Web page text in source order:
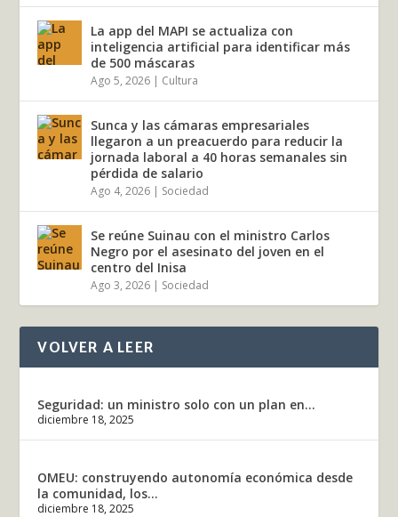
La app del MAPI se actualiza con
inteligencia artificial para identificar más
de 500 máscaras
Ago 5, 2026 | Cultura
Sunca y las cámaras empresariales
llegaron a un preacuerdo para reducir la
jornada laboral a 40 horas semanales sin
pérdida de salario
Ago 4, 2026 | Sociedad
Se reúne Suinau con el ministro Carlos
Negro por el asesinato del joven en el
centro del Inisa
Ago 3, 2026 | Sociedad
VOLVER A LEER
Seguridad: un ministro solo con un plan en...
diciembre 18, 2025
OMEU: construyendo autonomía económica desde
la comunidad, los...
diciembre 18, 2025